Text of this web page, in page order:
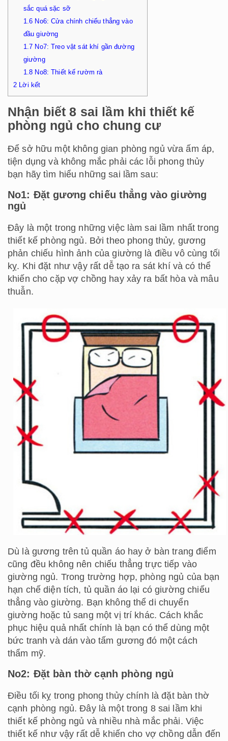
sắc quá sặc sỡ
1.6 No6: Cửa chính chiếu thẳng vào
đầu giường
1.7 No7: Treo vật sát khí gần đường
giường
1.8 No8: Thiết kế rườm rà
2 Lời kết
Nhận biết 8 sai lầm khi thiết kế
phòng ngủ cho chung cư
Để sở hữu một không gian phòng ngủ vừa ấm áp,
tiện dụng và không mắc phải các lỗi phong thủy
bạn hãy tìm hiểu những sai lầm sau:
No1: Đặt gương chiếu thẳng vào giường
ngủ
Đây là một trong những việc làm sai lầm nhất trong
thiết kế phòng ngủ. Bởi theo phong thủy, gương
phản chiếu hình ảnh của giường là điều vô cùng tối
kỵ. Khi đặt như vậy rất dễ tạo ra sát khí và có thể
khiến cho cặp vợ chồng hay xảy ra bất hòa và mâu
thuẫn.
Dù là gương trên tủ quần áo hay ở bàn trang điểm
cũng đều không nên chiếu thẳng trực tiếp vào
giường ngủ. Trong trường hợp, phòng ngủ của bạn
hạn chế diện tích, tủ quần áo lại có giường chiếu
thẳng vào giường. Bạn không thể di chuyển
giường hoặc tủ sang một vị trí khác. Cách khắc
phục hiệu quả nhất chính là bạn có thể dùng một
bức tranh và dán vào tấm gương đó một cách
thẩm mỹ.
No2: Đặt bàn thờ cạnh phòng ngủ
Điều tối kỵ trong phong thủy chính là đặt bàn thờ
cạnh phòng ngủ. Đây là một trong 8 sai lầm khi
thiết kế phòng ngủ và nhiều nhà mắc phải. Việc
thiết kế như vậy rất dễ khiến cho vợ chồng dẫn đến